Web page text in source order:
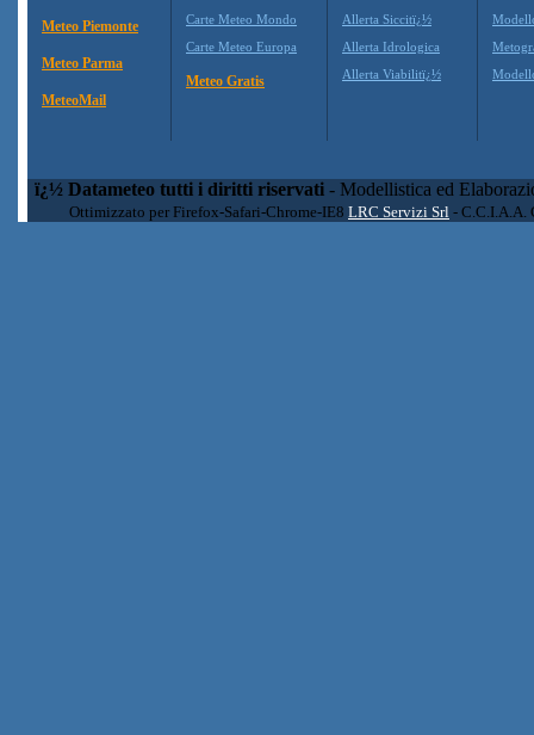
Meteo Piemonte
Meteo Parma
MeteoMail
Carte Meteo Mondo
Carte Meteo Europa
Meteo Gratis
Allerta Siccitï¿½
Allerta Idrologica
Allerta Viabilitï¿½
ï¿½ Datameteo tutti i diritti riservati - Modellistica ed
Ottimizzato per Firefox-Safari-Chrome-IE8 LRC Servizi Srl - C.C.I.A.A.